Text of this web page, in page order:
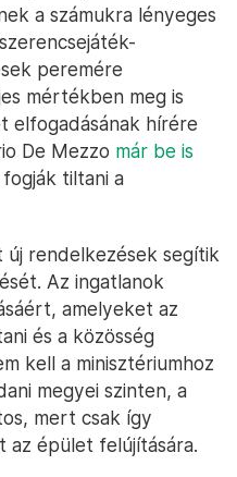
a számukra lényeges
peremére
mértékben meg is
elfogadásának hírére
De Mezzo már be is
tiltani a
új rendelkezések segítik
Az ingatlanok
amelyeket az
és a közösség
kell a minisztériumhoz
megyei szinten, a
mert csak így
az épület felújítására.